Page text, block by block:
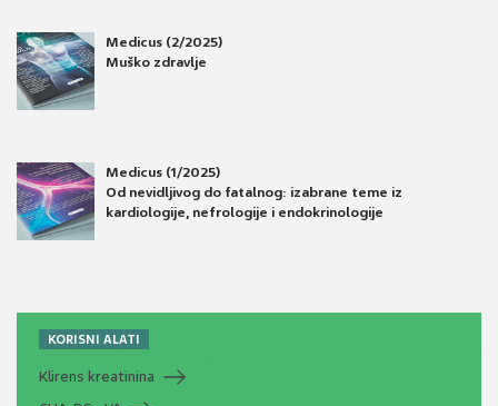
Medicus (2/2025)
Muško zdravlje
Medicus (1/2025)
Od nevidljivog do fatalnog: izabrane teme iz
kardiologije, nefrologije i endokrinologije
KORISNI ALATI
Klirens kreatinina